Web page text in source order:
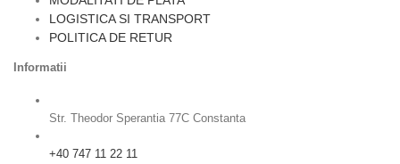
LOGISTICA SI TRANSPORT
POLITICA DE RETUR
Informatii
Str. Theodor Sperantia 77C Constanta
+40 747 11 22 11